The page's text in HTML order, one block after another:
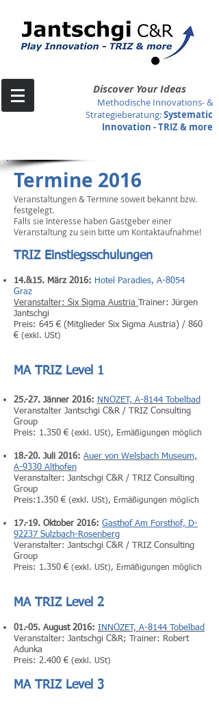
Discover Your Ideas
Methodische Innovations- &
Strategieberatung:Systematic
Innovation -TRIZ & more
Termine 2016
Veranstaltungen & Termine soweit bekannt bzw.
festgelegt.
Falls sie Interesse haben Gastgeber einer
Veranstaltung zu sein bitte um Kontaktaufnahme!
TRIZ Einstiegsschulungen
14.&15. März 2016: Hotel Paradies, A-8054
Graz
Veranstalter: Six Sigma Austria Trainer: Jürgen
Jantschgi
Preis: 645 € (Mitglieder Six Sigma Austria) / 860
€ (exkl. USt)
MA TRIZ Level 1
25.-27. Jänner 2016: NNOZET, A-8144 Tobelbad
Veranstalter Jantschgi C&R / TRIZ Consulting
Group
Preis: 1.350 € (exkl. USt), Ermäßigungen möglich
18.-20. Juli 2016: Auer von Welsbach Museum,
A-9330 Althofen
Veranstalter: Jantschgi C&R / TRIZ Consulting
Group
Preis:1.350 € (exkl. USt), Ermäßigungen möglich
17.-19. Oktober 2016: Gasthof Am Forsthof, D-
92237 Sulzbach-Rosenberg
Veranstalter: Jantschgi C&R / TRIZ Consulting
Group
Preis: 1.350 € (exkl. USt), Ermäßigungen möglich
MA TRIZ Level 2
01.-05. August 2016: INNOZET, A-8144 Tobelbad
Veranstalter: Jantschgi C&R; Trainer: Robert
Adunka
Preis: 2.400 € (exkl. USt)
MA TRIZ Level 3